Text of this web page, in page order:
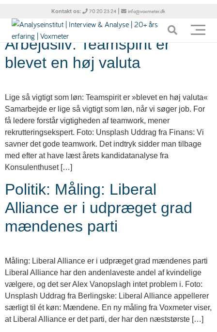
Kontakt os: 70 20 23 24 | info@voxmeter.dk
Tag: Politik
Arbejdsliv: Teamspirit er
blevet en høj valuta
Lige så vigtigt som løn: Teamspirit er »blevet en høj valuta«
Samarbejde er lige så vigtigt som løn, når vi søger job. For
få ledere forstår vigtigheden af teamwork, mener
rekrutteringsekspert. Foto: Unsplash Uddrag fra Finans: Vi
savner det gode teamwork. Det indtryk sidder man tilbage
med efter at have læst årets kandidatanalyse fra
Konsulenthuset […]
Politik: Måling: Liberal
Alliance er i udpræget grad
mændenes parti
Måling: Liberal Alliance er i udpræget grad mændenes parti
Liberal Alliance har den andenlaveste andel af kvindelige
vælgere, og det ser Alex Vanopslagh intet problem i. Foto:
Unsplash Uddrag fra Berlingske: Liberal Alliance appellerer
særligt til ét køn: Mændene. En ny måling fra Voxmeter viser,
at Liberal Alliance er det parti, der har den næststørste […]